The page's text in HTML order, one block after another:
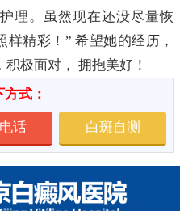
理。虽然现在还没尽量恢
精彩！” 希望她的经历，
极面对， 拥抱美好！
式：
话 白斑自测